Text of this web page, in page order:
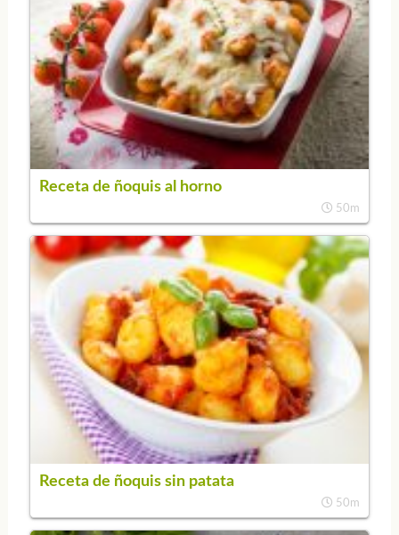
Receta de ñoquis al horno
50m
Receta de ñoquis sin patata
50m